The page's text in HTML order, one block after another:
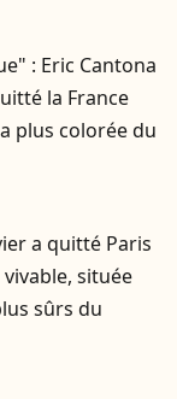
: Eric Cantona
la France
plus colorée du
a quitté Paris
située
sûrs du